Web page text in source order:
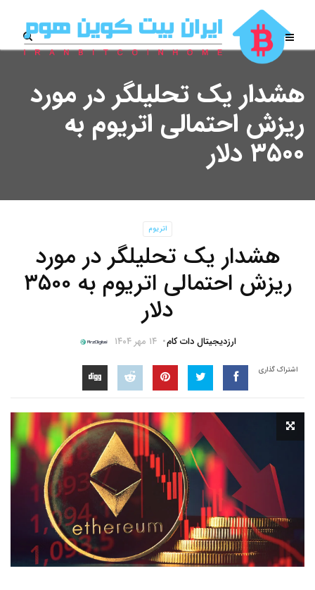
هشدار یک تحلیلگر در مورد
ریزش احتمالی اتریوم به
۳۵۰۰ دلار
اتریوم
هشدار یک تحلیلگر در مورد
ریزش احتمالی اتریوم به ۳۵۰۰
دلار
ارزدیجیتال دات کام ۱۴ مهر ۱۴۰۴
اشتراک گذاری